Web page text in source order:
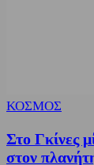
ΚΟΣΜΟΣ
Στο Γκίνες
στον